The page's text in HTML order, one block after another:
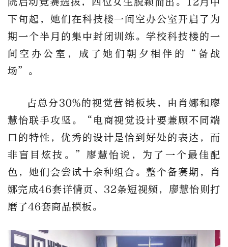
下旬起，她们在科技楼一间空办公室开启了为
期一个半月的集中封闭训练。学校科技楼的一
间空办公室，成了她们朝夕相伴的
“ 备战
场” 。
占总分30%的视觉营销板块，由肖娜和廖
慧怡联手攻坚。
“ 电商视觉设计要兼顾不同端
口的特性，优秀的设计是恰到好处的表达，而
非盲目炫技。 ” 廖慧怡说 ，为了一个最佳配
色，她们会尝试十余种组合。整个备赛期，肖
娜完成46套详情页、 32条短视频， 廖慧怡则打
磨了46套商品模板。